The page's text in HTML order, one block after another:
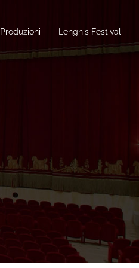
Produzioni Lenghis Festival